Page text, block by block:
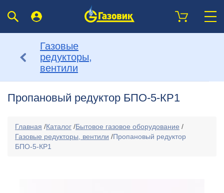
Газовые
редукторы,
вентили
Пропановый редуктор БПО-5-КР1
Главная /Каталог /Бытовое газовое оборудование /
Газовые редукторы, вентили /Пропановый редуктор
БПО-5-КР1